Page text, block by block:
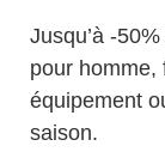
Jusqu’à -
pour homme,
équipement
saison.